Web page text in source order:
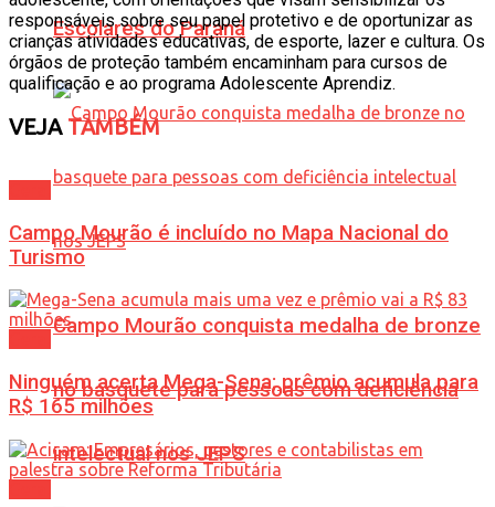
Escolares do Paraná
Campo Mourão conquista medalha de bronze
no basquete para pessoas com deficiência
intelectual nos JEPS
responsáveis sobre seu papel protetivo e de oportunizar as
crianças atividades educativas, de esporte, lazer e cultura. Os
órgãos de proteção também encaminham para cursos de
qualificação e ao programa Adolescente Aprendiz.
VEJATAMBÉM
Campo Mourão é incluído no Mapa Nacional do
Turismo
Ninguém acerta Mega-Sena; prêmio acumula para
R$ 165 milhões